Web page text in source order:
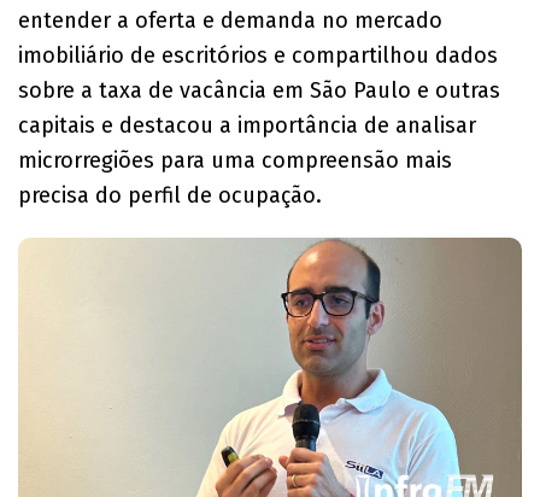
entender a oferta e demanda no mercado
imobiliário de escritórios e compartilhou dados
sobre a taxa de vacância em São Paulo e outras
capitais e destacou a importância de analisar
microrregiões para uma compreensão mais
precisa do perfil de ocupação.